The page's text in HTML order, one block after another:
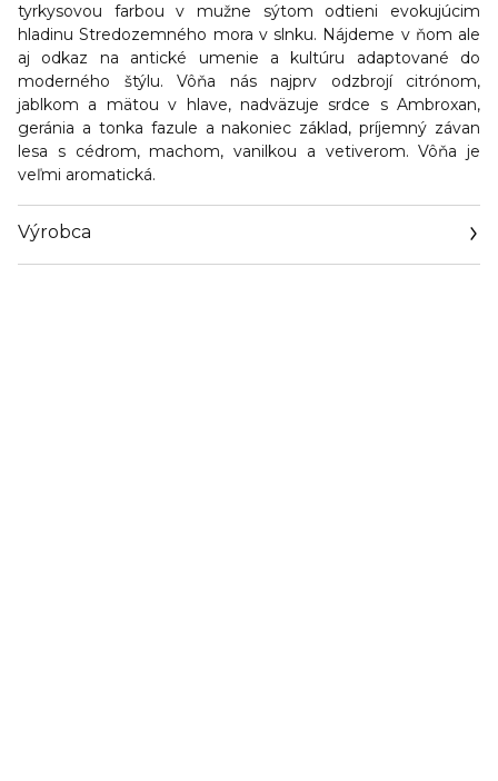
tyrkysovou farbou v mužne sýtom odtieni evokujúcim
hladinu Stredozemného mora v slnku. Nájdeme v ňom ale
aj odkaz na antické umenie a kultúru adaptované do
moderného štýlu. Vôňa nás najprv odzbrojí citrónom,
jablkom a mätou v hlave, nadväzuje srdce s Ambroxan,
geránia a tonka fazule a nakoniec základ, príjemný závan
lesa s cédrom, machom, vanilkou a vetiverom. Vôňa je
veľmi aromatická.
Výrobca